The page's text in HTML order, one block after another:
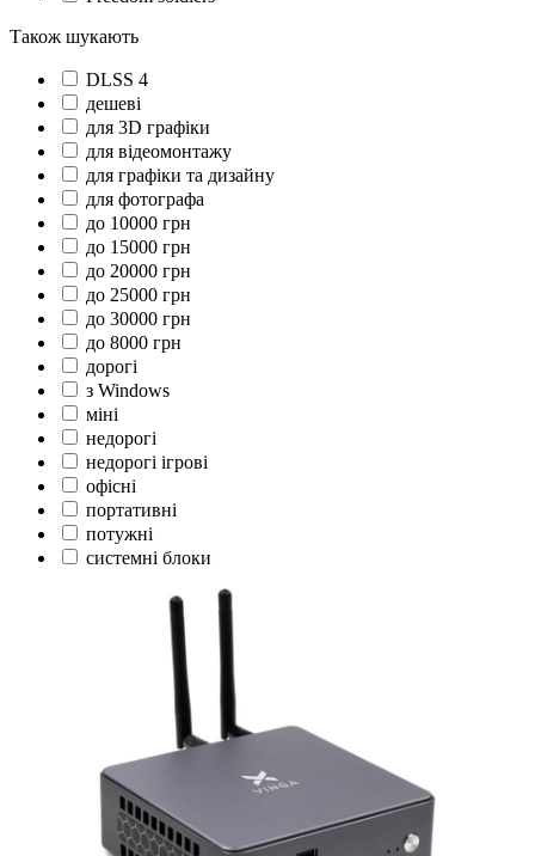
Також шукають
DLSS 4
дешеві
для 3D графіки
для відеомонтажу
для графіки та дизайну
для фотографа
до 10000 грн
до 15000 грн
до 20000 грн
до 25000 грн
до 30000 грн
до 8000 грн
дорогі
з Windows
міні
недорогі
недорогі ігрові
офісні
портативні
потужні
системні блоки